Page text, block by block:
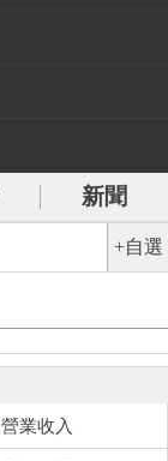
新聞
+自選
營業收入